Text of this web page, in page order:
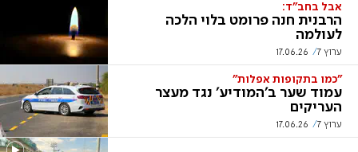
אבל בחב"ד:
הרבנית חנה פרומט בלוי הלכה
לעולמה
ערוץ 7 17.06.26
"כמו בתקופות אפלות"
עמוד שער ב'המודיע' נגד מעצר
העריקים
ערוץ 7 17.06.26